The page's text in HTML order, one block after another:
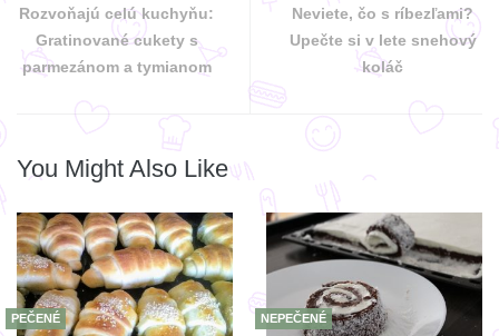
Rozvoňajú celú kuchyňu:
Gratinované cukety s
parmezánom a tymianom
Neviete, čo s ríbezľami?
Upečte si v lete snehový
koláč
You Might Also Like
PEČENÉ NEPEČENÉ